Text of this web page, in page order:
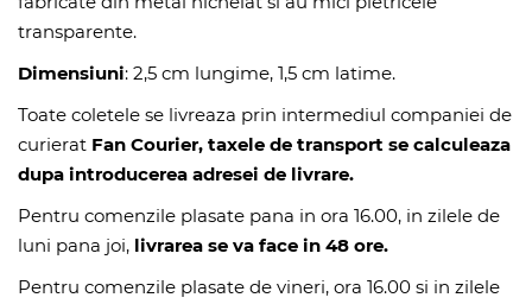
transparente.
Dimensiuni: 2,5 cm lungime, 1,5 cm latime.
Toate coletele se livreaza prin intermediul companiei de
curierat Fan Courier, taxele de transport se calculeaza
dupa introducerea adresei de livrare.
Pentru comenzile plasate pana in ora 16.00, in zilele de
luni pana joi, livrarea se va face in 48 ore.
Pentru comenzile plasate de vineri, ora 16.00 si in zilele